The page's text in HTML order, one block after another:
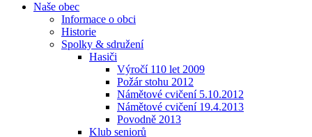
Naše obec
Informace o obci
Historie
Spolky & sdružení
Hasiči
Výročí 110 let 2009
Požár stohu 2012
Námětové cvičení 5.10.2012
Námětové cvičení 19.4.2013
Povodně 2013
Klub seniorů